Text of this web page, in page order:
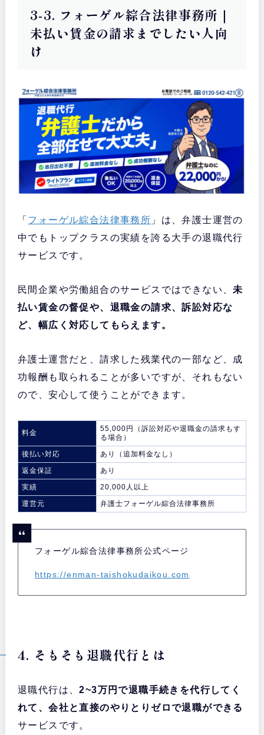
3-3. フォーゲル綜合法律事務所｜
未払い賃金の請求までしたい人向
け
「 フォーゲル綜合法律事務所 」は、弁護士運営の
中でもトップクラスの実績を誇る大手の退職代行
サービスです。
民間企業や労働組合のサービスではできない、未
払い賃金の督促や、退職金の請求、訴訟対応な
ど、幅広く対応してもらえます。
弁護士運営だと、請求した残業代の一部など、成
功報酬も取られることが多いですが、それもない
ので、安心して使うことができます。
料金
55,000円（訴訟対応や退職金の請求もす
る場合）
後払い対応
あり（追加料金なし）
返金保証
あり
実績
20,000人以上
運営元
弁護士フォーゲル綜合法律事務所
フォーゲル綜合法律事務所公式ページ
https://enman-taishokudaikou.com
4. そもそも退職代行とは
退職代行は、2~3万円で退職手続きを代行してく
れて、会社と直接のやりとりゼロで退職ができる
サービスです。